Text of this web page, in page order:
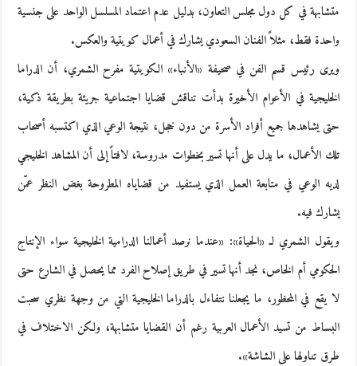
متشابهة في كل دول مجلس التعاون، بدليل عدم اعتماد المسلسل الواحد على جنسية
واحدة فقط، مثلاً الفنان السعودي يشارك في أعمال كويتية والعكس.
ويرى رئيس قسم الفن في صحيفة «الأنباء» الكويتية مفرح الشمري، أن الدراما
الخليجية في الأعوام الأخيرة بدأت تناقش قضايا اجتماعية جريئة بطريقة ذكية،
حتى يشاهدها جميع أفراد الأسرة من دون خجل، نتيجة الوعي الذي اكتسبه أصحاب
تلك الأعمال، ما يدل على أنها تسير بخطوات مدروسة، لافتاً إلى أن المشاهد الخليجي
لديه الوعي في متابعة العمل الذي يستفيد من قضاياه المطروحة بغض النظر عمّن
يشارك فيه.
ويقول الشمري لـ «الحياة»: «عندما نرصد أعمالنا الدرامية الخليجية سواء الإنتاج
الحكومي أم الخاص، نجد أنها تسير في طريق إصلاح الفرد مما يحصل في الشارع حتى
لا يقع في المحظور، ما يجعلنا نتفاءل بالدراما الخليجية التي من وجهة نظري سحبت
البساط من تسيد الأعمال العربية رغم أن القضايا متشابهة، ولكن الاختلاف في
طرق تناولها على الشاشة».